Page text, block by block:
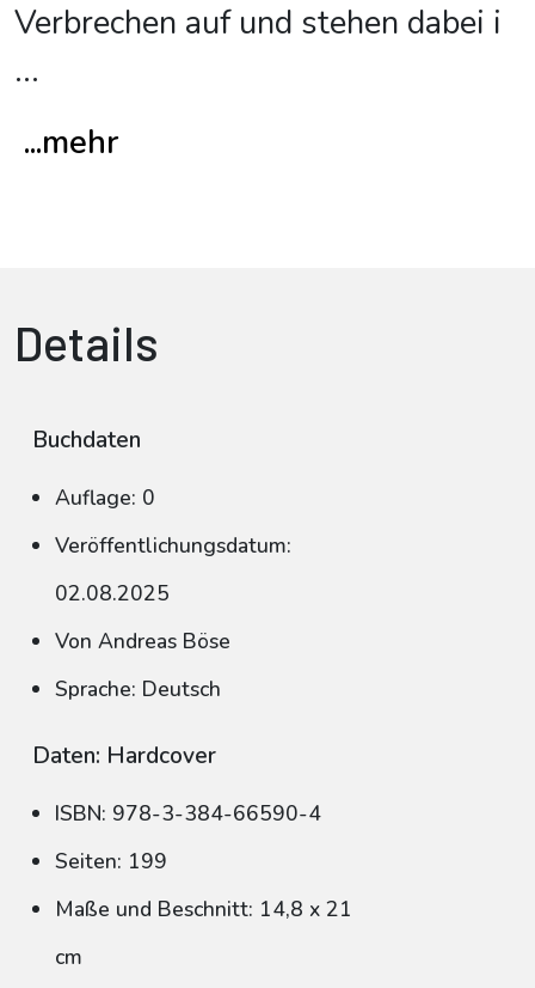
Verbrechen auf und stehen dabei i
...
...mehr
Details
Buchdaten
Auflage: 0
Veröffentlichungsdatum:
02.08.2025
Von Andreas Böse
Sprache: Deutsch
Daten: Hardcover
ISBN: 978-3-384-66590-4
Seiten: 199
Maße und Beschnitt: 14,8 x 21
cm